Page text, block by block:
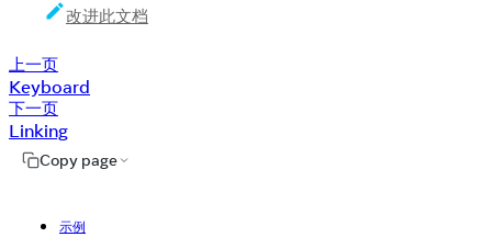
改进此文档
上一页
Keyboard
下一页
Linking
Copy page
示例